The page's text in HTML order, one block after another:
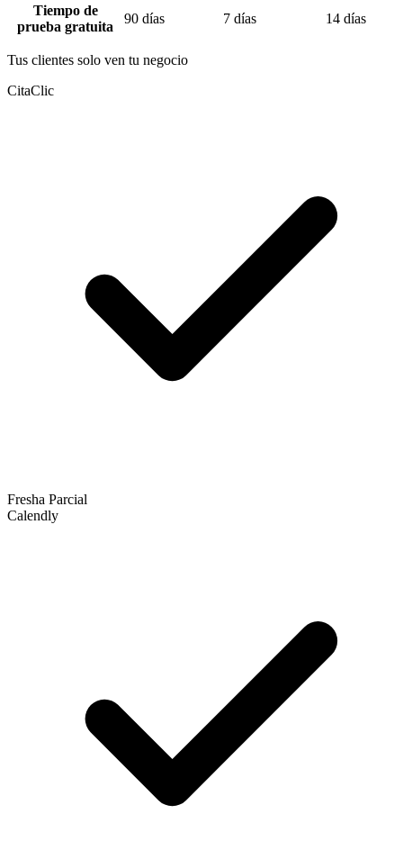
Tiempo de
prueba gratuita
90 días 7 días 14 días
Tus clientes solo ven tu negocio
CitaClic
Fresha Parcial
Calendly